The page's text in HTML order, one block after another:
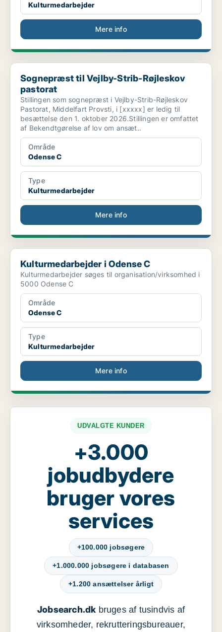
Kulturmedarbejder
Mere info
Sognepræst til Vejlby-Strib-Røjleskov pastorat
Sognepræst til Vejlby-Strib-Røjleskov
pastorat
Stillingen som sognepræst i Vejlby-Strib-Røjleskov
Pastorat, Middelfart Provsti, i [xxxxx] er ledig til
besættelse den 1. oktober 2026.Stillingen er omfattet
af Bekendtgørelse af lov om ansæt..
Område
Odense C
Type
Kulturmedarbejder
Mere info
Kulturmedarbejder i Odense C
Kulturmedarbejder i Odense C
Kulturmedarbejder søges til organisation/virksomhed i
5000 Odense C
Område
Odense C
Type
Kulturmedarbejder
Mere info
UDVALGTE KUNDER
+3.000
jobudbydere
bruger vores
services
+100.000 jobsøgere
+1.000.000 jobsøgere i databasen
+1.200 ansættelser årligt
Jobsearch.dkbruges af tusindvis af
virksomheder, rekrutteringsbureauer,